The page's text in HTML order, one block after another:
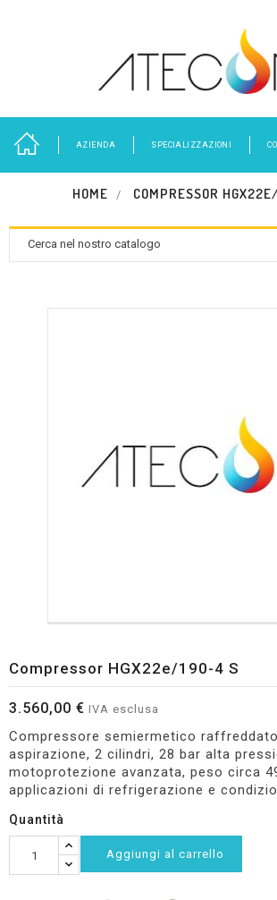
AZIENDA SPECIALIZZAZIONI
HOME COMPRESSOR
Compressor HGX22e/190-4 S
3.560,00 € IVA esclusa
Compressore semiermetico
aspirazione, 2 cilindri, 28 bar alta
motoprotezione avanzata, peso circa
applicazioni di refrigerazione e
Quantità
Aggiungi al carrello